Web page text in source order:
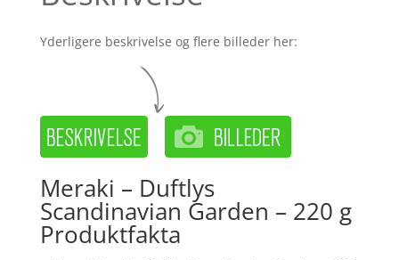
Yderligere beskrivelse og flere billeder her:
Meraki – Duftlys
Scandinavian Garden – 220 g
Produktfakta